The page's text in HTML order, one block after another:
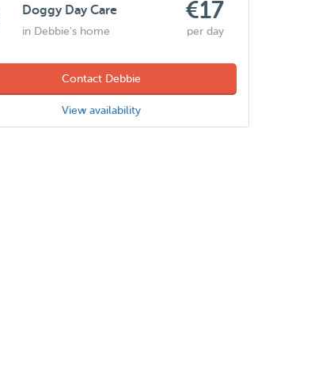
Doggy Day Care €17
in Debbie's home per day
Contact Debbie
View availability